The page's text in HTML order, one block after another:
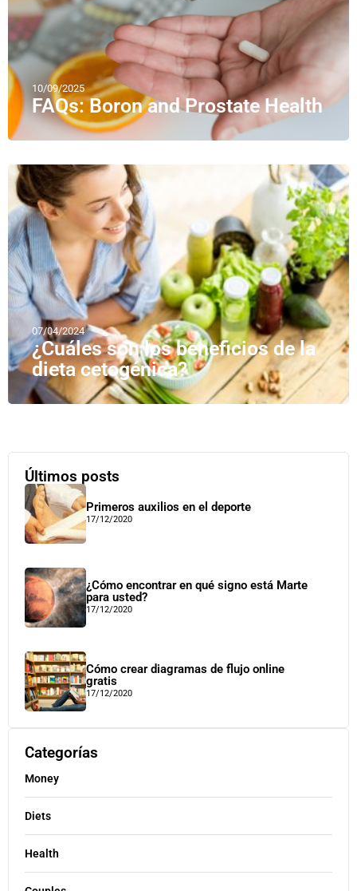
10/09/2025
FAQs: Boron and Prostate Health
07/04/2024
¿Cuáles son los beneficios de la
dieta cetogénica?
Últimos posts
Primeros auxilios en el deporte
17/12/2020
¿Cómo encontrar en qué signo está Marte
para usted?
17/12/2020
Cómo crear diagramas de flujo online
gratis
17/12/2020
Categorías
Money
Diets
Health